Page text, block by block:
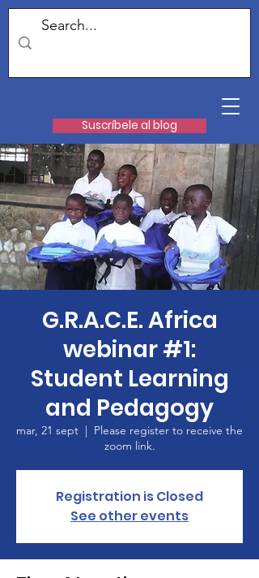
Suscríbele al blog
G.R.A.C.E. Africa
webinar #1:
Student Learning
and Pedagogy
mar, 21 sept
  |
Please register to receive the
zoom link.
Registration is Closed
See other events